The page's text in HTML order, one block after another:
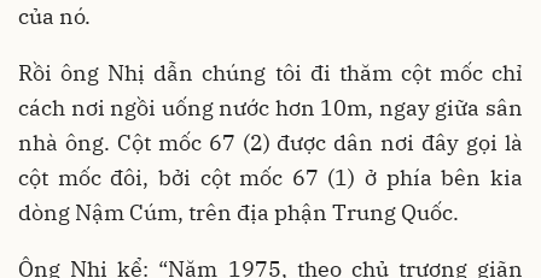
của nó.
Rồi ông Nhị dẫn chúng tôi đi thăm cột mốc chỉ
cách nơi ngồi uống nước hơn 10m, ngay giữa sân
nhà ông. Cột mốc 67 (2) được dân nơi đây gọi là
cột mốc đôi, bởi cột mốc 67 (1) ở phía bên kia
dòng Nậm Cúm, trên địa phận Trung Quốc.
Ông Nhị kể: “Năm 1975, theo chủ trương giãn